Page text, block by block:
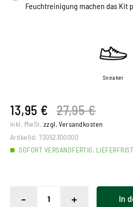
Feuchtreinigung machen das Kit
Sneaker
13,95 € 27,95 €
inkl. MwSt. zzgl. Versandkosten
ArtikelId: 73052300000
SOFORT VERSANDFERTIG.
- + In